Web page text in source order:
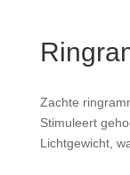
Zachte
Stimuleert
Lichtgewicht,